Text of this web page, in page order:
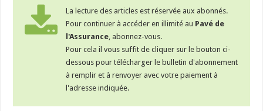
La lecture des articles est réservée aux abonnés.
Pour continuer à accéder en illimité au Pavé de
l'Assurance , abonnez-vous.
Pour cela il vous suffit de cliquer sur le bouton ci-
dessous pour télécharger le bulletin d'abonnement
à remplir et à renvoyer avec votre paiement à
l'adresse indiquée.